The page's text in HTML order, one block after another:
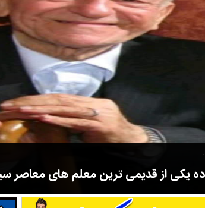
یکی از قدیمی ترین معلم های معاصر
مرحوم ملک